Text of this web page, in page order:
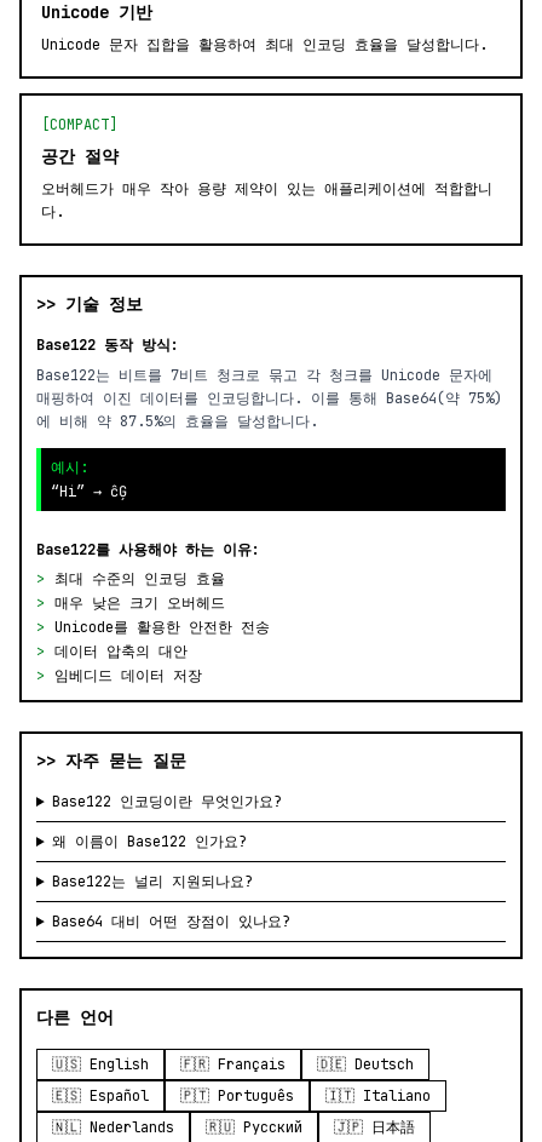
Unicode 기반
Unicode 문자 집합을 활용하여 최대 인코딩 효율을 달성합니다.
[COMPACT]
공간 절약
오버헤드가 매우 작아 용량 제약이 있는 애플리케이션에 적합합니
다.
>> 기술 정보
Base122 동작 방식:
Base122는 비트를 7비트 청크로 묶고 각 청크를 Unicode 문자에
매핑하여 이진 데이터를 인코딩합니다. 이를 통해 Base64(약 75%)
에 비해 약 87.5%의 효율을 달성합니다.
예시:
“Hi” → ĉĢ
Base122를 사용해야 하는 이유:
>
최대 수준의 인코딩 효율
> 매우 낮은 크기 오버헤드
> Unicode를 활용한 안전한 전송
> 데이터 압축의 대안
>
임베디드 데이터 저장
>> 자주 묻는 질문
Base122 인코딩이란 무엇인가요?
왜 이름이 Base122 인가요?
Base122는 널리 지원되나요?
Base64 대비 어떤 장점이 있나요?
다른 언어
🇺🇸 English 🇫🇷 Français
🇩🇪 Deutsch
🇪🇸 Español
🇵🇹 Português
🇮🇹 Italiano
🇳🇱 Nederlands
🇷🇺 Русский 🇯🇵 日本語